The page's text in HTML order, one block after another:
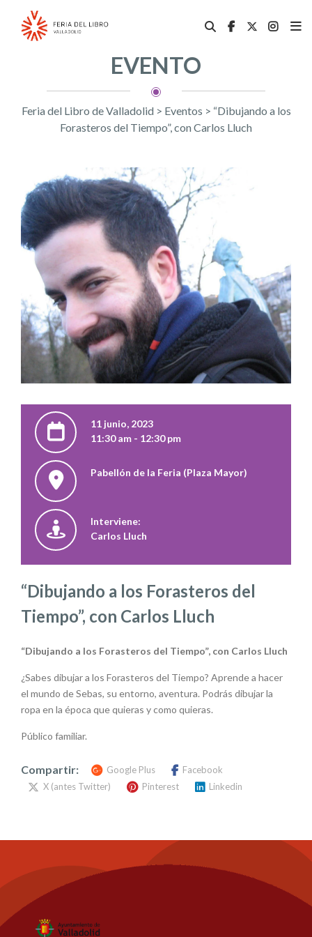
EVENTO
Feria del Libro de Valladolid > Eventos > “Dibujando a los
Forasteros del Tiempo”, con Carlos Lluch
11 junio, 2023
11:30 am - 12:30 pm
Pabellón de la Feria (Plaza Mayor)
Interviene:
Carlos Lluch
“Dibujando a los Forasteros del
Tiempo”, con Carlos Lluch
“Dibujando a los Forasteros del Tiempo”, con Carlos Lluch
¿Sabes dibujar a los Forasteros del Tiempo? Aprende a hacer
el mundo de Sebas, su entorno, aventura. Podrás dibujar la
ropa en la época que quieras y como quieras.
Público familiar.
Compartir: Google Plus
Facebook
X (antes Twitter)
Pinterest Linkedin